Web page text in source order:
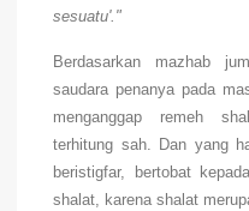
sesuatu'."
Berdasarkan mazhab
saudara penanya pada
menganggap remeh
terhitung sah. Dan yang
beristigfar, bertobat
shalat, karena shalat